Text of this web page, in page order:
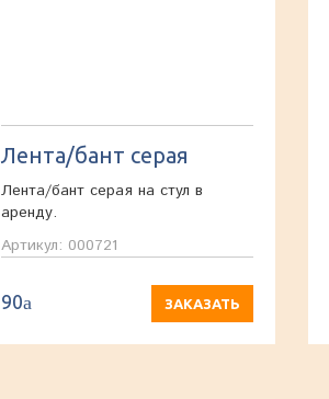
Лента/бант серая
Лента/бант серая на стул в
аренду.
Артикул: 000721
90a ЗАКАЗАТЬ